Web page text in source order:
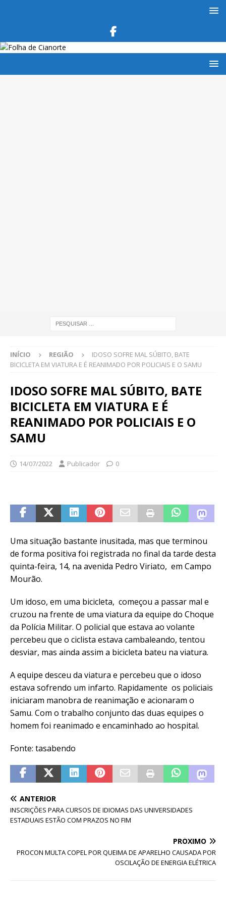
INÍCIO REGIÃO
IDOSO SOFRE MAL SÚBITO, BATE
BICICLETA EM VIATURA E É REANIMADO POR POLICIAIS E O SAMU
IDOSO SOFRE MAL SÚBITO, BATE
BICICLETA EM VIATURA E É
REANIMADO POR POLICIAIS E O
SAMU
14/07/2022 Publicador 0
Uma situação bastante inusitada, mas que terminou
de forma positiva foi registrada no final da tarde desta
quinta-feira, 14, na avenida Pedro Viriato, em Campo
Mourão.
Um idoso, em uma bicicleta, começou a passar mal e
cruzou na frente de uma viatura da equipe do Choque
da Polícia Militar. O policial que estava ao volante
percebeu que o ciclista estava cambaleando, tentou
desviar, mas ainda assim a bicicleta bateu na viatura.
A equipe desceu da viatura e percebeu que o idoso
estava sofrendo um infarto. Rapidamente os policiais
iniciaram manobra de reanimação e acionaram o
Samu. Com o trabalho conjunto das duas equipes o
homem foi reanimado e encaminhado ao hospital.
Fonte: tasabendo
ANTERIOR
INSCRIÇÕES PARA CURSOS DE IDIOMAS DAS UNIVERSIDADES
ESTADUAIS ESTÃO COM PRAZOS NO FIM
PRÓXIMO
PROCON MULTA COPEL POR QUEIMA DE APARELHO CAUSADA POR
OSCILAÇÃO DE ENERGIA ELÉTRICA